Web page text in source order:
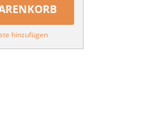
hinzufügen